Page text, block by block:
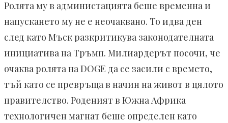
Ролята му в администацията беше временна и
напускането му не е неочаквано. То идва ден
след като Мъск разкритикува законодателната
инициатива на Тръмп. Милиардерът посочи, че
очаква ролята на DOGE да се засили с времето,
тъй като се превръща в начин на живот в цялото
правителство. Роденият в Южна Африка
технологичен магнат беше определен като